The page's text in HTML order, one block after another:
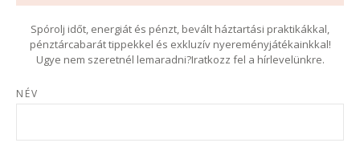
Spórolj időt, energiát és pénzt, bevált háztartási praktikákkal,
pénztárcabarát tippekkel és exkluzív nyereményjátékainkkal!
Ugye nem szeretnél lemaradni?Iratkozz fel a hírlevelünkre.
NÉV